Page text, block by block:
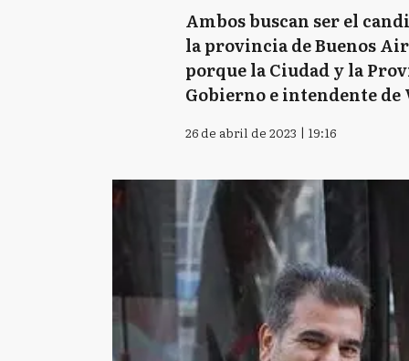
Ambos buscan ser el
la provincia de Buenos
porque la Ciudad y la
Gobierno e intendente de
26 de abril de 2023 | 19:16